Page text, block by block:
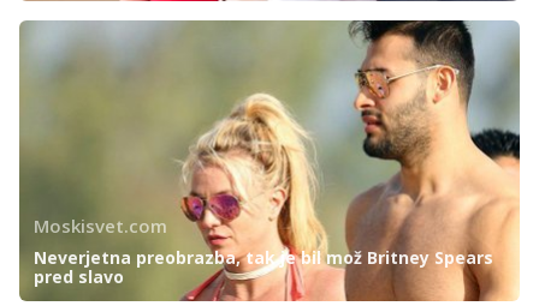
Moskisvet.com
Neverjetna preobrazba, tak je bil mož Britney Spears
pred slavo